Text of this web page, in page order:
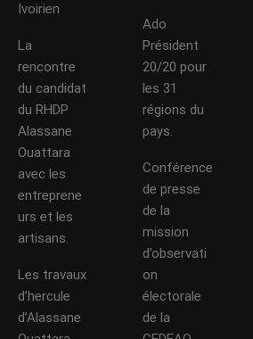
Ivoirien
La
rencontre
du candidat
du RHDP
Alassane
Ouattara
avec les
entreprene
urs et les
artisans.
Les travaux
d’hercule
d’Alassane
Ado
Président
20/20 pour
les 31
régions du
pays.
Conférence
de presse
de la
mission
d’observati
on
électorale
de la